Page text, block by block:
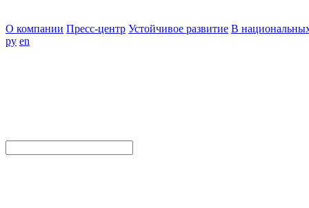
О компании Пресс-центр Устойчивое развитие В
ру en